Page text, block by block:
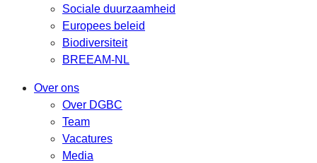
Sociale duurzaamheid
Europees beleid
Biodiversiteit
BREEAM-NL
Over ons
Over DGBC
Team
Vacatures
Media